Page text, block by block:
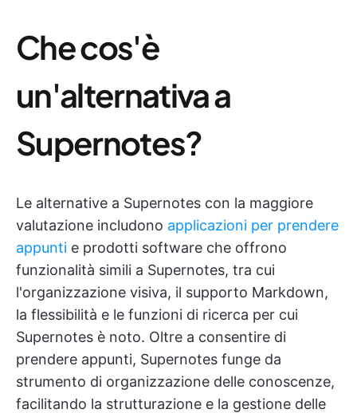
Che cos'è
un'alternativa a
Supernotes?
Le alternative a Supernotes con la maggiore
valutazione includono applicazioni per prendere
appunti e prodotti software che offrono
funzionalità simili a Supernotes, tra cui
l'organizzazione visiva, il supporto Markdown,
la flessibilità e le funzioni di ricerca per cui
Supernotes è noto. Oltre a consentire di
prendere appunti, Supernotes funge da
strumento di organizzazione delle conoscenze,
facilitando la strutturazione e la gestione delle